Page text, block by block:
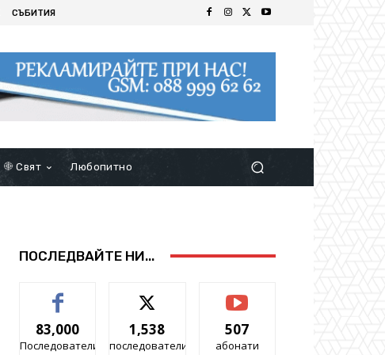
СЪБИТИЯ
Свят Любопитно
ПОСЛЕДВАЙТЕ НИ...
83,000
Последователи
1,538
последователи
507
абонати